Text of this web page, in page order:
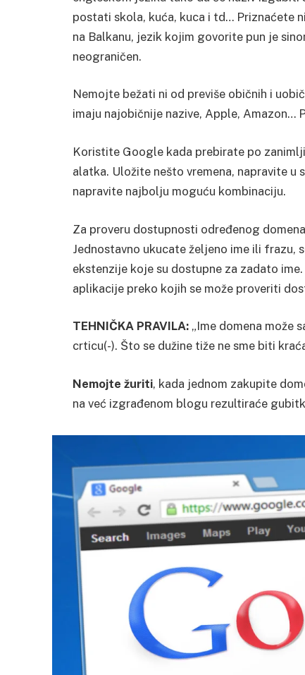
postati skola, kuća, kuca i td… Priznaćete
na Balkanu, jezik kojim govorite pun je
neograničen.
Nemojte bežati ni od previše običnih i
imaju najobičnije nazive, Apple, Amazon…
Koristite Google kada prebirate po
alatka. Uložite nešto vremena, napravite
napravite najbolju moguću kombinaciju.
Za proveru dostupnosti određenog
Jednostavno ukucate željeno ime ili frazu,
ekstenzije koje su dostupne za zadato
aplikacije preko kojih se može proveriti
TEHNIČKA PRAVILA: „Ime domena može
crticu(-). Što se dužine tiže ne sme biti
Nemojte žuriti, kada jednom zakupite
na već izgrađenom blogu rezultiraće